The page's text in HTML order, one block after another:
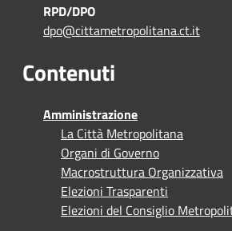
RPD/DPO
dpo@cittametropolitana.ct.it
Contenuti
Amministrazione
La Città Metropolitana
Organi di Governo
Macrostruttura Organizzativa
Elezioni Trasparenti
Elezioni del Consiglio